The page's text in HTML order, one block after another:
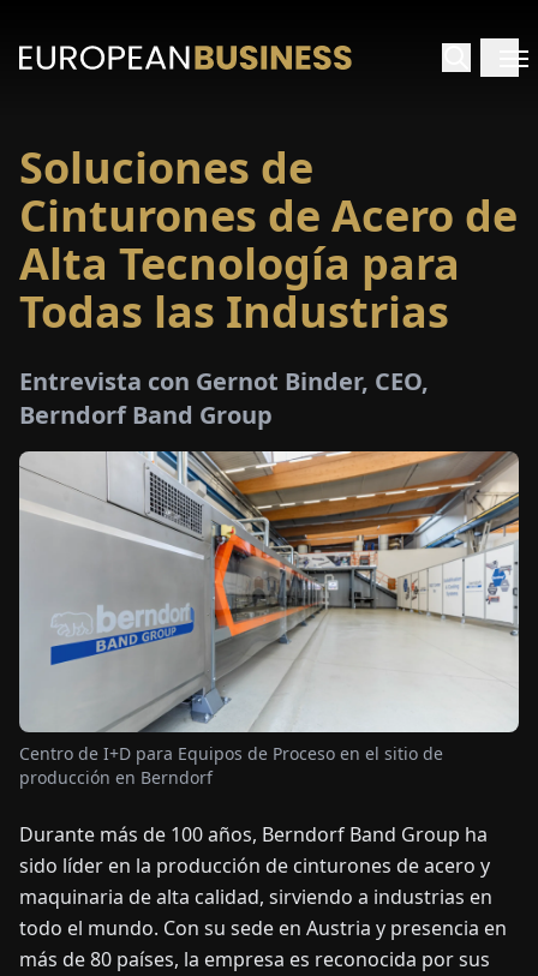
PAPEL
ENDEFRESITNLPLHU
Soluciones de
Cinturones de Acero de
Alta Tecnología para
Todas las Industrias
Entrevista con Gernot Binder, CEO,
Berndorf Band Group
Centro de I+D para Equipos de Proceso en el sitio de
producción en Berndorf
Durante más de 100 años, Berndorf Band Group ha
sido líder en la producción de cinturones de acero y
maquinaria de alta calidad, sirviendo a industrias en
todo el mundo. Con su sede en Austria y presencia en
más de 80 países, la empresa es reconocida por sus